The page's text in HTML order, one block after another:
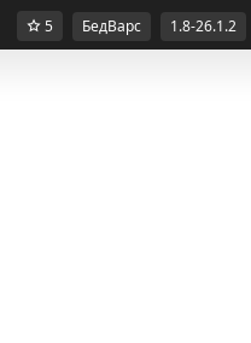
5 БедВарс 1.8-26.1.2